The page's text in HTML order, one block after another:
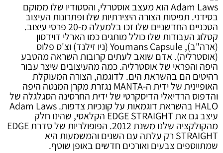
Adam Laws הוא מעצב אוסטרלי, והסטודיו שלו ממוקם
בסידני. תפיסות הצורה היצירתיות שלו ופתרונות העיצוב
הטכניים החדשניים שלו זכו בלמעלה מ-20 פרסי עיצוב.
קטלוג העבודות שלו כולל מותגים כמו הארלי דוידסון
(ארה"ב), Youmans Capsule (ניו זילנד) וצ'ס פלוס
(אוסטרליה). אדם שואב לעתים קרובות השראה מהטבע
היפה והפראי של אוסטרליה. כמה מהעיצובים שיצר עבור
רהיטים הם בהשראת הים. לדוגמה, הצורה המעוקלת
האופיינית של ידית ה-MANTA נגזרת מקרן המנטה היפה
והדפוס הרדיאלי הדיסקרטי של ידית החרסינה הסגלגלה של
HALO בהשראת דוגמאות על קונכיות צדפות. Adam Laws
עיצב גם את EDGE STRAIGHT הקלאסי, שהינו חלק
מהקולקציה שלנו משנת 2012. הפופולריות של סדרת EDGE
STRAIGHT רק עלתה עם השנים והמשמעות היא
שמתווספים צבעים ואורכים חדשים באופן שוטף.